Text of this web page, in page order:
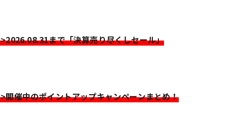
まで「決算売り尽くしセール」
開催中のポイントアップキャンペーンまとめ！